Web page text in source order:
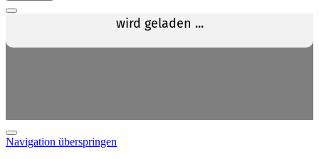
Navigation überspringen